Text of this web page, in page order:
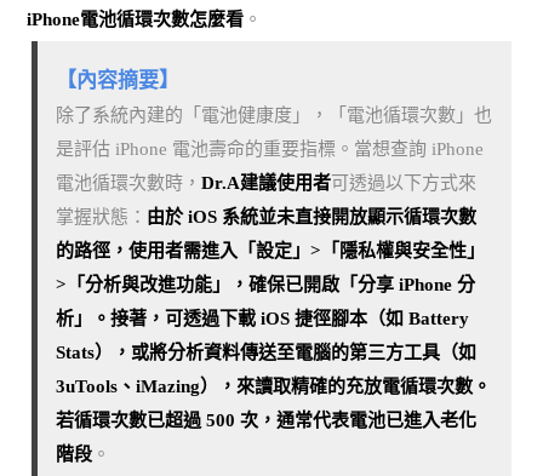
iPhone電池循環次數怎麼看 。
【內容摘要】
除了系統內建的「電池健康度」，「電池循環次數」也
是評估 iPhone 電池壽命的重要指標。當想查詢 iPhone
電池循環次數時，Dr.A建議使用者可透過以下方式來
掌握狀態： 由於 iOS 系統並未直接開放顯示循環次數
的路徑，使用者需進入「設定」>「隱私權與安全性」
>「分析與改進功能」，確保已開啟「分享 iPhone 分
析」。接著，可透過下載 iOS 捷徑腳本（如 Battery
Stats），或將分析資料傳送至電腦的第三方工具（如
3uTools、iMazing），來讀取精確的充放電循環次數。
若循環次數已超過 500 次，通常代表電池已進入老化
階段 。